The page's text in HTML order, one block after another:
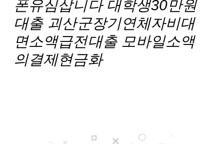
폰유심삽니다 대학생30만원
대출 괴산군장기연체자비대
면소액급전대출 모바일소액
의결제현금화